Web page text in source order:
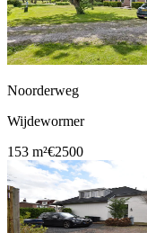
Noorderweg
Wijdewormer
153 m²€2500